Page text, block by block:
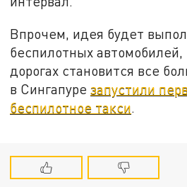
Впрочем, идея будет
беспилотных автомобилей,
дорогах становится все
в Сингапурезапустили
беспилотное такси.